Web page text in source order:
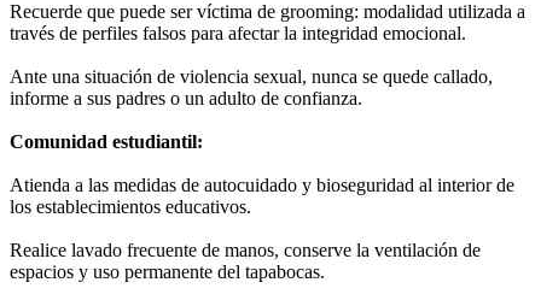
Recuerde que puede ser víctima de grooming: modalidad utilizada a
través de perfiles falsos para afectar la integridad emocional.
Ante una situación de violencia sexual, nunca se quede callado,
informe a sus padres o un adulto de confianza.
Comunidad estudiantil:
Atienda a las medidas de autocuidado y bioseguridad al interior de
los establecimientos educativos.
Realice lavado frecuente de manos, conserve la ventilación de
espacios y uso permanente del tapabocas.